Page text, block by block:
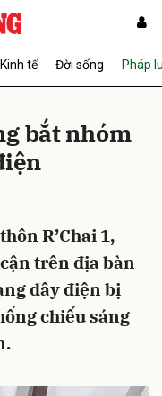
Kinh tế Đời sống Pháp
bắt nhóm
R’Chai 1,
trên địa bàn
dây điện bị
chiếu sáng
Hủy Gửi